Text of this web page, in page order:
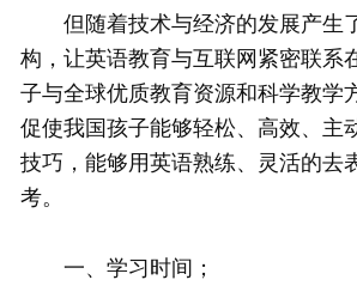
但随着技术与经济的发展产生
构，让英语教育与互联网紧密联系
子与全球优质教育资源和科学教学
促使我国孩子能够轻松、高效、主
技巧，能够用英语熟练、灵活的去
考。
一、学习时间；